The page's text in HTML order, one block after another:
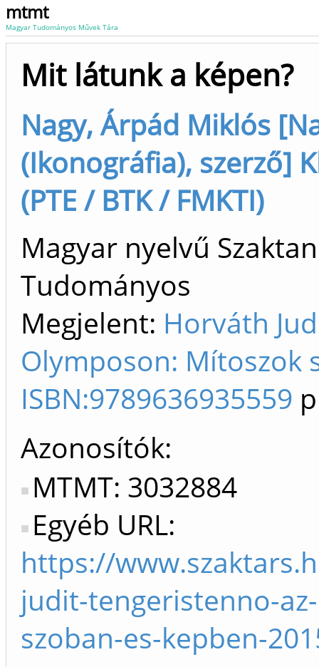
mtmt
Magyar Tudományos Művek Tára
Mit látunk a képen?
Nagy, Árpád Miklós
(Ikonográfia), szerző]
(PTE / BTK / FMKTI)
Magyar nyelvű
Tudományos
Megjelent: Horváth
Olymposon: Mítoszok
ISBN:9789636935559
Azonosítók
MTMT: 3032884
Egyéb URL:
https://
judit-tengeristenno-
szoban-es-kepben-